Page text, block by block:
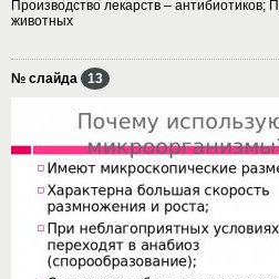
Производство лекарств – антибиотиков;
животных
№ слайда 13